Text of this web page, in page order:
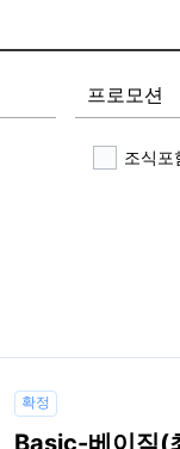
와 세련된 인테
선택, 공기청정
분들, 가족, 친구
프로모션
조식포
확정